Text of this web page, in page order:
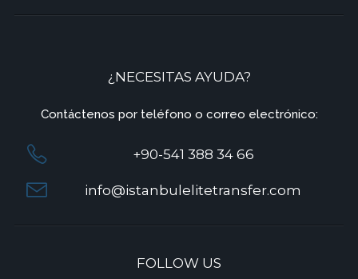
¿NECESITAS AYUDA?
Contáctenos por teléfono o correo electrónico:
+90-541 388 34 66
info@istanbulelitetransfer.com
FOLLOW US